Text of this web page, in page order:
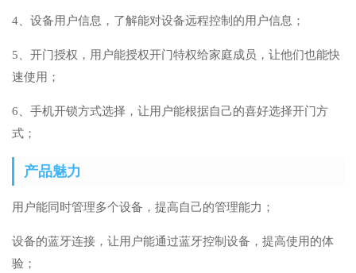
4、设备用户信息，了解能对设备远程控制的用户信息；
5、开门授权，用户能授权开门特权给家庭成员，让他们也能快
速使用；
6、手机开锁方式选择，让用户能根据自己的喜好选择开门方
式；
产品魅力
用户能同时管理多个设备，提高自己的管理能力；
设备的蓝牙连接，让用户能通过蓝牙控制设备，提高使用的体
验；